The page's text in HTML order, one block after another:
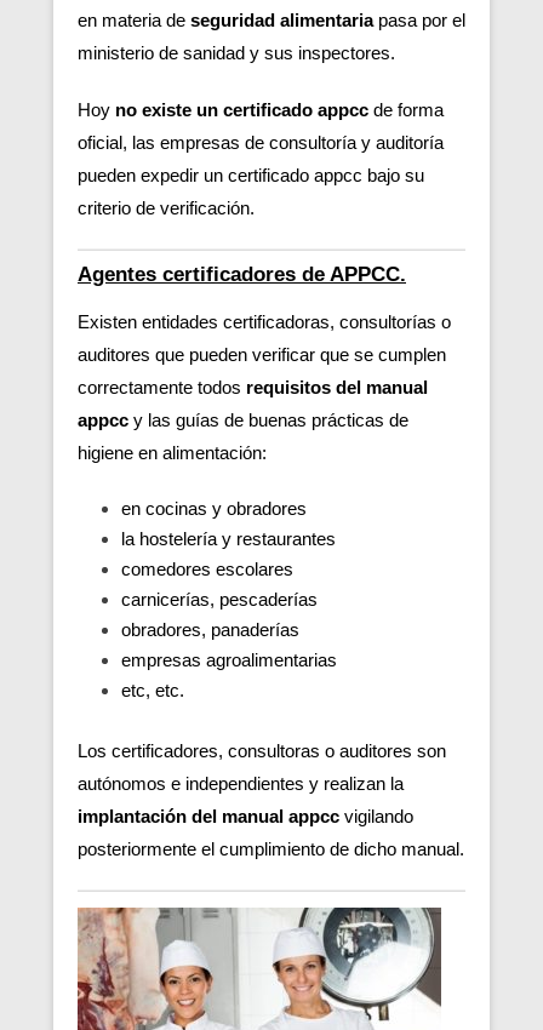
en materia de seguridad alimentaria pasa por el
ministerio de sanidad y sus inspectores.
Hoy no existe un certificado appcc de forma
oficial, las empresas de consultoría y auditoría
pueden expedir un certificado appcc bajo su
criterio de verificación.
Agentes certificadores de APPCC.
Existen entidades certificadoras, consultorías o
auditores que pueden verificar que se cumplen
correctamente todos requisitos del manual
appcc y las guías de buenas prácticas de
higiene en alimentación:
en cocinas y obradores
la hostelería y restaurantes
comedores escolares
carnicerías, pescaderías
obradores, panaderías
empresas agroalimentarias
etc, etc.
Los certificadores, consultoras o auditores son
autónomos e independientes y realizan la
implantación del manual appcc vigilando
posteriormente el cumplimiento de dicho manual.